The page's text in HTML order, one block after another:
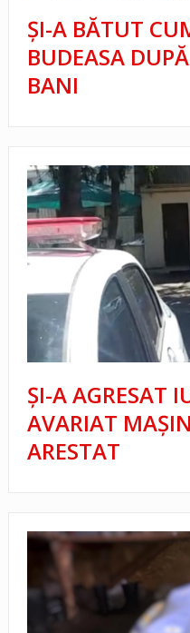
ȘI-A BĂTUT
BUDEASA
BANI
ȘI-A AGRESAT
AVARIAT
ARESTAT